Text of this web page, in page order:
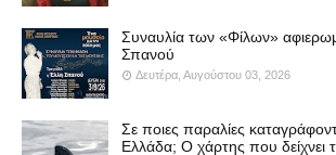
Συναυλία των «Φίλων»
Σπανού
Δευτέρα, Αυγούστου 03, 2026
Σε ποιες παραλίες
Ελλάδα; Ο χάρτης που δείχνει